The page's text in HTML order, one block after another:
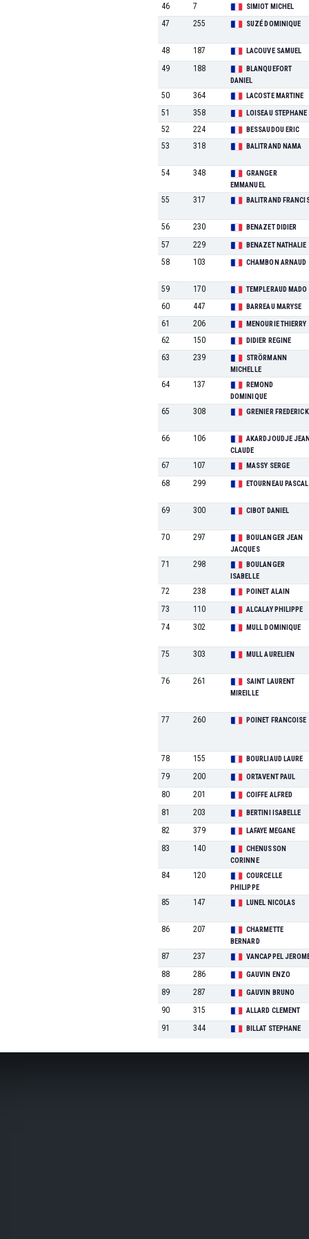
46 7 SIMIOT MICHEL
47 255 SUZÉ DOMINIQUE
48 187 LACOUVE SAMUEL
49 188
BLANQUEFORT
DANIEL
50 364 LACOSTE MARTINE
51 358 LOISEAU STEPHANE
52 224 BESSAUDOU ERIC
53 318 BALITRAND NAMA
54 348
GRANGER
EMMANUEL
55 317 BALITRAND
56 230 BENAZET DIDIER
57 229 BENAZET NATHALIE
58 103 CHAMBON ARNAUD
59 170 TEMPLERAUD MADO
60 447 BARREAU MARYSE
61 206 MENOURIE THIERRY
62 150 DIDIER REGINE
63 239
STRÖRMANN
MICHELLE
64 137
REMOND
DOMINIQUE
65 308 GRENIER FREDERICK
66 106
AKARDJOUDJE
CLAUDE
67 107 MASSY SERGE
68 299 ETOURNEAU PASCAL
69 300 CIBOT DANIEL
70 297
BOULANGER JEAN
JACQUES
71 298
BOULANGER
ISABELLE
72 238 POINET ALAIN
73 110 ALCALAY PHILIPPE
74 302 MULL DOMINIQUE
75 303 MULL AURELIEN
76 261
SAINT LAURENT
MIREILLE
77 260 POINET FRANCOISE
78 155 BOURLIAUD LAURE
79 200 ORTAVENT PAUL
80 201 COIFFE ALFRED
81 203 BERTINI ISABELLE
82 379 LAFAYE MEGANE
83 140
CHENUSSON
CORINNE
84 120
COURCELLE
PHILIPPE
85 147 LUNEL NICOLAS
86 207
CHARMETTE
BERNARD
87 237 VANCAPPEL
88 286 GAUVIN ENZO
89 287 GAUVIN BRUNO
90 315 ALLARD CLEMENT
91 344 BILLAT STEPHANE